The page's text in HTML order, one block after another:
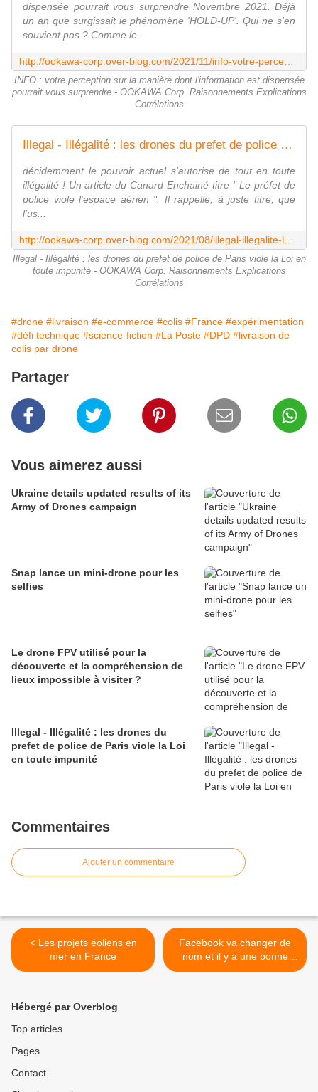
dispensée pourrait vous surprendre Novembre 2021. Déjà
un an que surgissait le phénomène 'HOLD-UP'. Qui ne s'en
souvient pas ? Comme le ...
INFO : votre perception sur la manière dont l'information est dispensée
pourrait vous surprendre - OOKAWA Corp. Raisonnements Explications
Corrélations
Illegal - Illégalité : les drones du prefet de police de Paris viole la Loi en toute impunité - OOKAWA Corp. Raisonnements Explications Corrélations
décidemment le pouvoir actuel s'autorise de tout en toute
illégalité ! Un article du Canard Enchainé titre " Le préfet de
police viole l'espace aérien ". Il rappelle, à juste titre, que
l'us...
Illegal - Illégalité : les drones du prefet de police de Paris viole la Loi en
toute impunité - OOKAWA Corp. Raisonnements Explications
Corrélations
#drone #livraison #e-commerce #colis #France #expérimentation
#défi technique #science-fiction #La Poste #DPD #livraison de
colis par drone
Partager
Vous aimerez aussi
Ukraine details updated results of its
Army of Drones campaign
Snap lance un mini-drone pour les
selfies
Le drone FPV utilisé pour la
découverte et la compréhension de
lieux impossible à visiter ?
Illegal - Illégalité : les drones du
prefet de police de Paris viole la Loi
en toute impunité
Commentaires
Ajouter un commentaire
< Les projets éoliens en
mer en France
Facebook va changer de
nom et il y a une bonne
raison à cela >
Hébergé par Overblog
Top articles
Pages
Contact